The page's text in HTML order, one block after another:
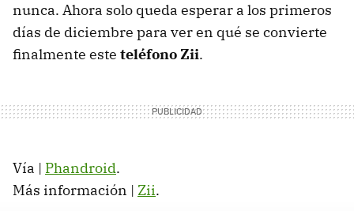
nunca. Ahora solo queda esperar a los primeros
días de diciembre para ver en qué se convierte
finalmente este teléfono Zii.
Vía | Phandroid.
Más información | Zii.